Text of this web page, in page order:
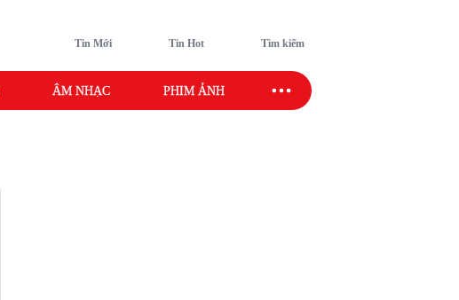
Tin Mới Tin Hot Tìm kiếm
ÂM NHẠC PHIM ẢNH SAO SPORT